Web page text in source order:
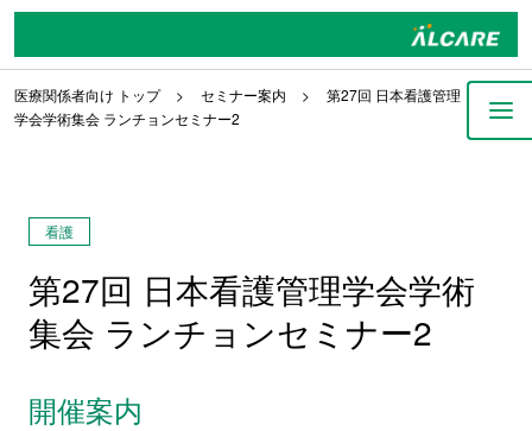
医療関係者向け トップ セミナー案内
第27回 日本看護管理
学会学術集会 ランチョンセミナー2
看護
第27回 日本看護管理学会学術
集会 ランチョンセミナー2
開催案内